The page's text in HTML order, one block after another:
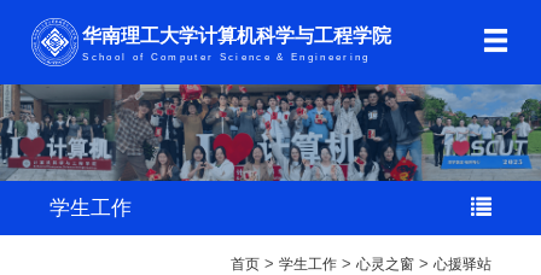
华南理工大学计算机科学与工程学院
School of Computer Science & Engineering
学生工作
首页> 学生工作> 心灵之窗> 心援驿站